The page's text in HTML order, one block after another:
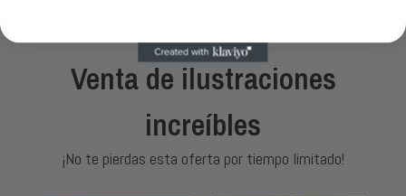
¡No te pierdas esta oferta por tiempo limitado!
Venta de ilustraciones
increíbles